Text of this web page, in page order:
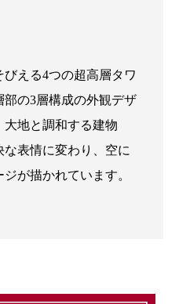
びえる4つの超高層タワ
の3層構成の外観デザ
地と調和する建物
表情に変わり、空に
が描かれています。